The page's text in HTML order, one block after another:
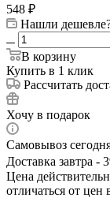
548 ₽
Нашли
В корзину
Купить в 1 клик
Рассчитать
Хочу в подарок
Самовывоз
Доставка завтра -
Цена
отличаться от